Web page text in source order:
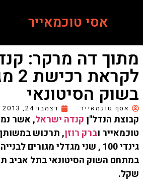
אסי טוכמאייר
מתוך דה מרקר:
בשוק הסיטונאי
אסף טוכמאייר דצמבר 24, 2013
קבוצת הנדל"ן קנדה ישראל, אשר
טוכמאייר וברק רוזן, תרכוש
שקל.